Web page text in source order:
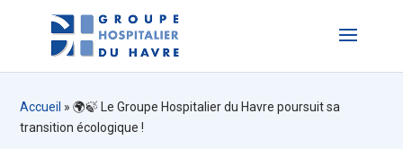
Accueil »🌍🍃 Le Groupe Hospitalier du Havre poursuit sa
transition écologique !